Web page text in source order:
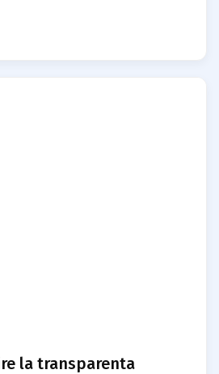
la transparenta